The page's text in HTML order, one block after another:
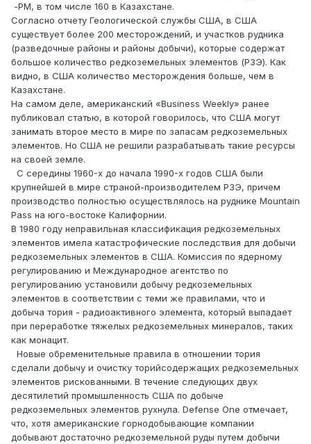
-РМ, в том числе 160 в Казахстане.
Согласно отчету Геологической службы США, в США
существует более 200 месторождений, и участков рудника
(разведочные районы и районы добычи), которые содержат
большое количество редкоземельных элементов (РЗЭ). Как
видно, в США количество месторождения больше, чем в
Казахстане.
На самом деле, американский «Business Weekly» ранее
публиковал статью, в которой говорилось, что США могут
занимать второе место в мире по запасам редкоземельных
элементов. Но США не решили разрабатывать такие ресурсы
на своей земле.
С середины 1960-х до начала 1990-х годов США были
крупнейшей в мире страной-производителем РЗЭ, причем
производство полностью осуществлялось на руднике Mountain
Pass на юго-востоке Калифорнии.
В 1980 году неправильная классификация редкоземельных
элементов имела катастрофические последствия для добычи
редкоземельных элементов в США. Комиссия по ядерному
регулированию и Международное агентство по
регулированию установили добычу редкоземельных
элементов в соответствии с теми же правилами, что и
добыча тория - радиоактивного элемента, который выпадает
при переработке тяжелых редкоземельных минералов, таких
как монацит.
Новые обременительные правила в отношении тория
сделали добычу и очистку торийсодержащих редкоземельных
элементов рискованными. В течение следующих двух
десятилетий промышленность США по добыче
редкоземельных элементов рухнула. Defense One отмечает,
что, хотя американские горнодобывающие компании
добывают достаточно редкоземельной руды путем добычи